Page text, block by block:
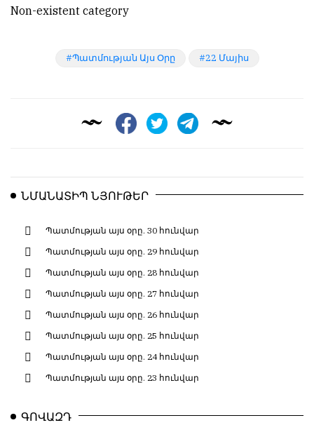
Non-existent category
Պատմության Այս Օրը 22 Մայիս
ՆՄԱՆԱՏԻՊ ՆՅՈՒԹԵՐ
Պատմության այս օրը. 30 հունվար
Պատմության այս օրը. 29 հունվար
Պատմության այս օրը. 28 հունվար
Պատմության այս օրը. 27 հունվար
Պատմության այս օրը. 26 հունվար
Պատմության այս օրը. 25 հունվար
Պատմության այս օրը. 24 հունվար
Պատմության այս օրը. 23 հունվար
ԳՈՎԱԶԴ